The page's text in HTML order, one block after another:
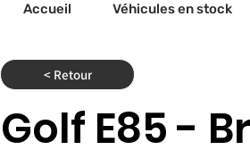
Accueil Véhicules en stock
< Retour
Golf E85 -